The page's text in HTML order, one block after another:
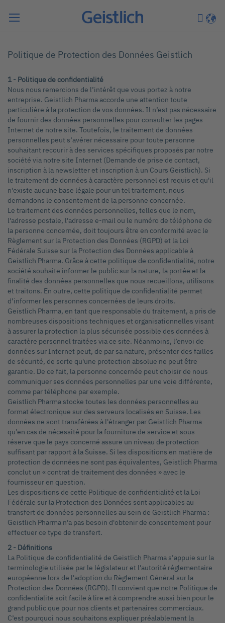
Mon
Politique de Protection des Données Geistlich
1 - Politique de confidentialité
Nous nous remercions de l’intérêt que vous portez à notre
entreprise. Geistlich Pharma accorde une attention toute
particulière à la protection de vos données. Il n’est pas nécessaire
de fournir des données personnelles pour consulter les pages
Internet de notre site. Toutefois, le traitement de données
personnelles peut s’avérer nécessaire pour toute personne
souhaitant recourir à des services spécifiques proposés par notre
société via notre site Internet (Demande de prise de contact,
inscription à la newsletter et inscription à un Cours Geistlich). Si
le traitement de données à caractère personnel est requis et qu'il
n'existe aucune base légale pour un tel traitement, nous
demandons le consentement de la personne concernée.
Le traitement des données personnelles, telles que le nom,
l'adresse postale, l'adresse e-mail ou le numéro de téléphone de
la personne concernée, doit toujours être en conformité avec le
Règlement sur la Protection des Données (RGPD) et la Loi
Fédérale Suisse sur la Protection des Données applicable à
Geistlich Pharma. Grâce à cette politique de confidentialité, notre
société souhaite informer le public sur la nature, la portée et la
finalité des données personnelles que nous recueillons, utilisons
et traitons. En outre, cette politique de confidentialité permet
d’informer les personnes concernées de leurs droits.
Geistlich Pharma, en tant que responsable du traitement, a pris de
nombreuses dispositions techniques et organisationnelles visant
à assurer la protection la plus sécurisée possible des données à
caractère personnel traitées via ce site. Néanmoins, l’envoi de
données sur Internet peut, de par sa nature, présenter des failles
de sécurité, de sorte qu'une protection absolue ne peut être
garantie. De ce fait, la personne concernée peut choisir de nous
communiquer ses données personnelles par une voie différente,
comme par téléphone par exemple.
Geistlich Pharma stocke toutes les données personnelles au
format électronique sur des serveurs localisés en Suisse. Les
données ne sont transférées à l'étranger par Geistlich Pharma
qu’en cas de nécessité pour la fourniture de service et sous
réserve que le pays concerné assure un niveau de protection
suffisant par rapport à la Suisse. Si les dispositions en matière de
protection de données ne sont pas équivalentes, Geistlich Pharma
conclut un « contrat de traitement des données » avec le
fournisseur en question.
Les dispositions de cette Politique de confidentialité et la Loi
Fédérale sur la Protection des Données sont applicables au
transfert de données personnelles au sein de Geistlich Pharma :
Geistlich Pharma n'a pas besoin d'obtenir de consentement pour
effectuer ce type de transfert.
2 - Définitions
La Politique de confidentialité de Geistlich Pharma s’appuie sur la
terminologie utilisée par le législateur et l'autorité réglementaire
européenne lors de l'adoption du Règlement Général sur la
Protection des Données (RGPD). Il convient que notre Politique de
confidentialité soit facile à lire et à comprendre aussi bien pour le
grand public que pour nos clients et partenaires commerciaux.
C’est pourquoi nous souhaitons expliquer préalablement la